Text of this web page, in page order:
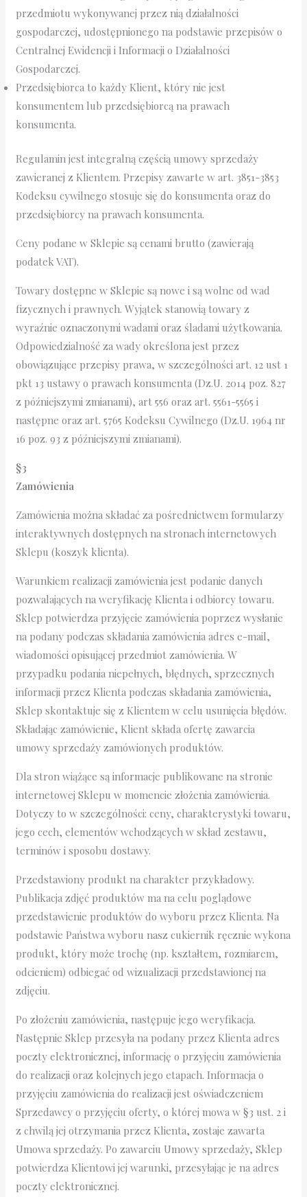
przedmiotu wykonywanej przez nią działalności
gospodarczej, udostępnionego na podstawie przepisów o
Centralnej Ewidencji i Informacji o Działalności
Gospodarczej.
Przedsiębiorca to każdy Klient, który nie jest
konsumentem lub przedsiębiorcą na prawach
konsumenta.
Regulamin jest integralną częścią umowy sprzedaży
zawieranej z Klientem. Przepisy zawarte w art. 3851-3853
Kodeksu cywilnego stosuje się do konsumenta oraz do
przedsiębiorcy na prawach konsumenta.
Ceny podane w Sklepie są cenami brutto (zawierają
podatek VAT).
Towary dostępne w Sklepie są nowe i są wolne od wad
fizycznych i prawnych. Wyjątek stanowią towary z
wyraźnie oznaczonymi wadami oraz śladami użytkowania.
Odpowiedzialność za wady określona jest przez
obowiązujące przepisy prawa, w szczególności art. 12 ust 1
pkt 13 ustawy o prawach konsumenta (Dz.U. 2014 poz. 827
z późniejszymi zmianami), art 556 oraz art. 5561-5565 i
następne oraz art. 5765 Kodeksu Cywilnego (Dz.U. 1964 nr
16 poz. 93 z późniejszymi zmianami).
§3
Zamówienia
Zamówienia można składać za pośrednictwem formularzy
interaktywnych dostępnych na stronach internetowych
Sklepu (koszyk klienta).
Warunkiem realizacji zamówienia jest podanie danych
pozwalających na weryfikację Klienta i odbiorcy towaru.
Sklep potwierdza przyjęcie zamówienia poprzez wysłanie
na podany podczas składania zamówienia adres e-mail,
wiadomości opisującej przedmiot zamówienia. W
przypadku podania niepełnych, błędnych, sprzecznych
informacji przez Klienta podczas składania zamówienia,
Sklep skontaktuje się z Klientem w celu usunięcia błędów.
Składając zamówienie, Klient składa ofertę zawarcia
umowy sprzedaży zamówionych produktów.
Dla stron wiążące są informacje publikowane na stronie
internetowej Sklepu w momencie złożenia zamówienia.
Dotyczy to w szczególności: ceny, charakterystyki towaru,
jego cech, elementów wchodzących w skład zestawu,
terminów i sposobu dostawy.
Przedstawiony produkt na charakter przykładowy.
Publikacja zdjęć produktów ma na celu poglądowe
przedstawienie produktów do wyboru przez Klienta. Na
podstawie Państwa wyboru nasz cukiernik ręcznie wykona
produkt, który może trochę (np. kształtem, rozmiarem,
odcieniem) odbiegać od wizualizacji przedstawionej na
zdjęciu.
Po złożeniu zamówienia, następuje jego weryfikacja.
Następnie Sklep przesyła na podany przez Klienta adres
poczty elektronicznej, informację o przyjęciu zamówienia
do realizacji oraz kolejnych jego etapach. Informacja o
przyjęciu zamówienia do realizacji jest oświadczeniem
Sprzedawcy o przyjęciu oferty, o której mowa w §3 ust. 2 i
z chwilą jej otrzymania przez Klienta, zostaje zawarta
Umowa sprzedaży. Po zawarciu Umowy sprzedaży, Sklep
potwierdza Klientowi jej warunki, przesyłając je na adres
poczty elektronicznej.